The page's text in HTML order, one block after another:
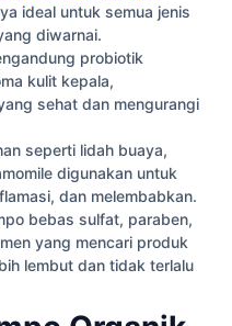
ideal untuk semua jenis
diwarnai.
probiotik
kulit kepala,
sehat dan mengurangi
seperti lidah buaya,
digunakan untuk
dan melembabkan.
bebas sulfat, paraben,
yang mencari produk
lembut dan tidak terlalu